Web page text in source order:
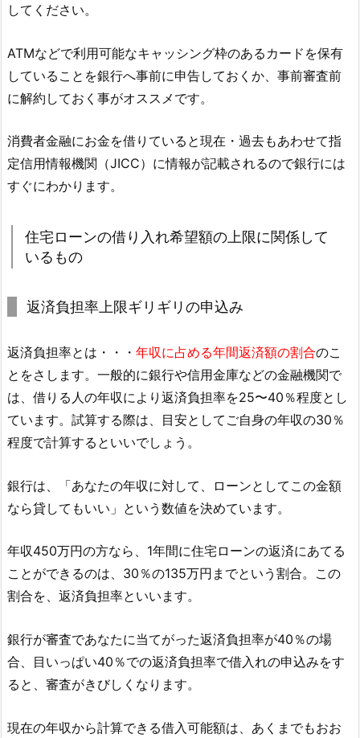
してください。
ATMなどで利用可能なキャッシング枠のあるカードを保有
していることを銀行へ事前に申告しておくか、事前審査前
に解約しておく事がオススメです。
消費者金融にお金を借りていると現在・過去もあわせて指
定信用情報機関（JICC）に情報が記載されるので銀行には
すぐにわかります。
住宅ローンの借り入れ希望額の上限に関係して
いるもの
返済負担率上限ギリギリの申込み
返済負担率とは・・・ 年収に占める年間返済額の割合のこ
とをさします。一般的に銀行や信用金庫などの金融機関で
は、借りる人の年収により返済負担率を25〜40％程度とし
ています。試算する際は、目安としてご自身の年収の30％
程度で計算するといいでしょう。
銀行は、「あなたの年収に対して、ローンとしてこの金額
なら貸してもいい」という数値を決めています。
年収450万円の方なら、1年間に住宅ローンの返済にあてる
ことができるのは、30％の135万円までという割合。この
割合を、返済負担率といいます。
銀行が審査であなたに当てがった返済負担率が40％の場
合、目いっぱい40％での返済負担率で借入れの申込みをす
ると、審査がきびしくなります。
現在の年収から計算できる借入可能額は、あくまでもおお